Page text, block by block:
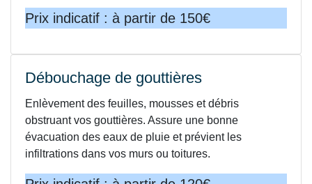
Prix indicatif : à partir de 150€
Débouchage de gouttières
Enlèvement des feuilles, mousses et débris
obstruant vos gouttières. Assure une bonne
évacuation des eaux de pluie et prévient les
infiltrations dans vos murs ou toitures.